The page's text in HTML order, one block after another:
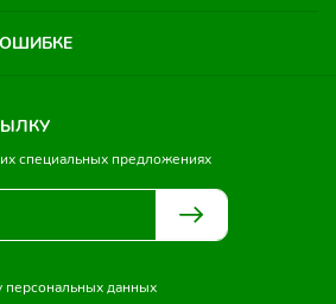
специальных предложениях
персональных данных